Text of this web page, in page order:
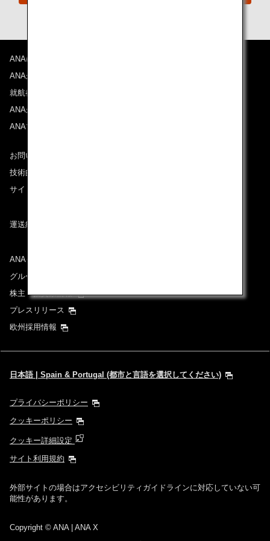
ANAについて
ANAからのお知らせ
就航都市
ANAがお約束する体験
ANAマイレージクラブ
お問い合わせ
技術的なお問い合わせ（推奨環境）
サイトマップ
運送約款
ANAグループについて
グループ企業一覧
株主・投資家情報
プレスリリース
欧州採用情報
日本語 | Spain & Portugal (都市と言語を選択してください)
プライバシーポリシー
クッキーポリシー
クッキー詳細設定
サイト利用規約
外部サイトの場合はアクセシビリティガイドラインに対応していない可
能性があります。
Copyright © ANA | ANA X